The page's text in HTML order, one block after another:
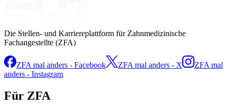
Die Stellen- und Karriereplattform für Zahnmedizinische
Fachangestellte (ZFA)
ZFA mal anders - Facebook ZFA mal anders - X
ZFA mal
anders - Instagram
Für ZFA